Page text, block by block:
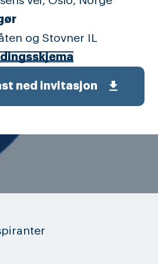
og Stovner IL
ned invitasjon get_app